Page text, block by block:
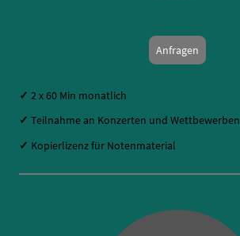
Anfragen
✓ 2 x 60 Min monatlich
✓ Teilnahme an Konzerten und Wettbewerben
✓ Kopierlizenz für Notenmaterial